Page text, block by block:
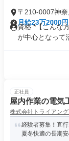
〒210-0007神
月給23万2000
資格 *【こんな
が中心となって
正社員
屋内作業の電気
株式会社トライアン
経験者募集！直
夏冬快適の長期安